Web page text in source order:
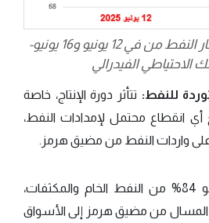
الشكل (2) يوضح أسعار النفط من في 12 يونيو و16 يونيو-
الاحتياطي الفيدرالي
للنفط: تتأثر دورة الإنتاج، خاصة
أي انقطاع محتمل لإمدادات النفط،
واردات النفط من مضيق هرمز.
وفي عام 2024، عبر نحو 84% من النفط الخام والمكثفات،
المسال من مضيق هرمز إلى الأسواق